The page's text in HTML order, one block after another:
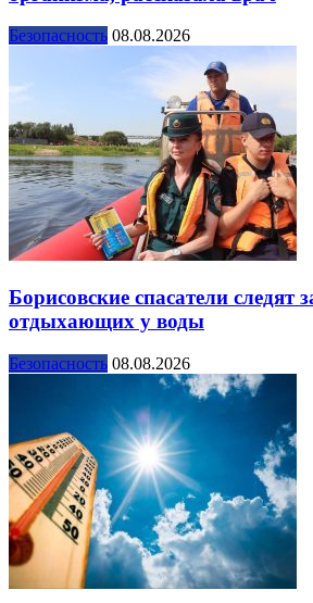
Безопасность 08.08.2026
Борисовские спасатели следят
отдыхающих у воды
Безопасность 08.08.2026